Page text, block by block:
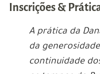
Inscrições &
A prática da
da
continuidade